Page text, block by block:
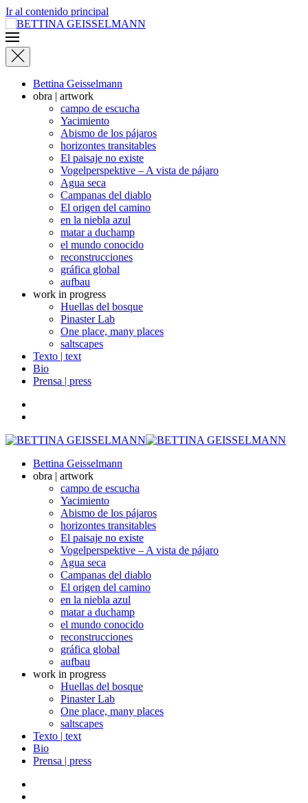
Ir al contenido principal
Bettina Geisselmann
obra | artwork
campo de escucha
Yacimiento
Abismo de los pájaros
horizontes transitables
El paisaje no existe
Vogelperspektive – A vista de pájaro
Agua seca
Campanas del diablo
El origen del camino
en la niebla azul
matar a duchamp
el mundo conocido
reconstrucciones
gráfica global
aufbau
work in progress
Huellas del bosque
Pinaster Lab
One place, many places
saltscapes
Texto | text
Bio
Prensa | press
Bettina Geisselmann
obra | artwork
campo de escucha
Yacimiento
Abismo de los pájaros
horizontes transitables
El paisaje no existe
Vogelperspektive – A vista de pájaro
Agua seca
Campanas del diablo
El origen del camino
en la niebla azul
matar a duchamp
el mundo conocido
reconstrucciones
gráfica global
aufbau
work in progress
Huellas del bosque
Pinaster Lab
One place, many places
saltscapes
Texto | text
Bio
Prensa | press